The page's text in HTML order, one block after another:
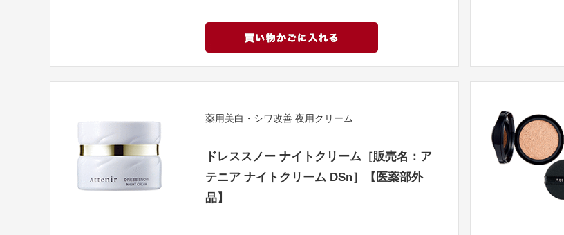
薬用美白・シワ改善 夜用クリーム
ドレススノー ナイトクリーム［販売名：ア
テニア ナイトクリーム DSn］【医薬部外
品】